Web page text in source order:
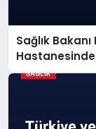
Sağlık